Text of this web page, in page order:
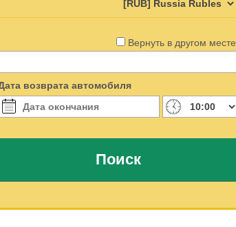
Вернуть в другом месте
возврата автомобиля
Поиск